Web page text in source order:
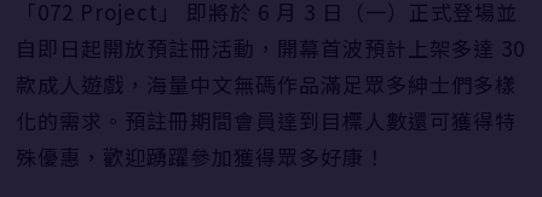
「072 Project」 即將於 6 月 3 日（一）正式登場並
自即日起開放預註冊活動，開幕首波預計上架多達 30
款成人遊戲，海量中文無碼作品滿足眾多紳士們多樣
化的需求。預註冊期間會員達到目標人數還可獲得特
殊優惠，歡迎踴躍參加獲得眾多好康！